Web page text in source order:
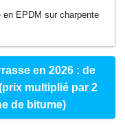
EPDM sur charpente
en 2026 : de
multiplié par 2
de bitume)